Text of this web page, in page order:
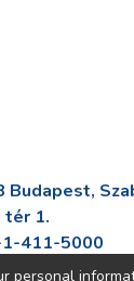
Budapest,
tér 1.
411-5000
personal